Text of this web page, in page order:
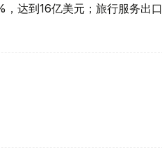
达到16亿美元；旅行服务出口